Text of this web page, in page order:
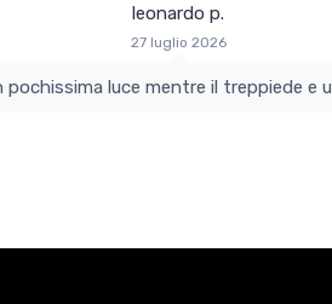
leonardo p.
27 luglio 2026
vede anche con pochissima luce mentre il